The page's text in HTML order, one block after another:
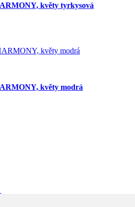
květy tyrkysová
květy modrá